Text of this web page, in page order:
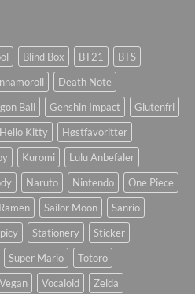
Blind Box BT21
BTS
Death Note
Ball Genshin Impact
Glutenfri
Hello Kitty
Høstfavoritter
Kuromi
Lulu Anbefaler
Naruto Nintendo
One Piece
Ramen Sailor Moon
Sanrio
Stationery
Sticker
Super Mario
Totoro
Vegan Vocaloid Zelda